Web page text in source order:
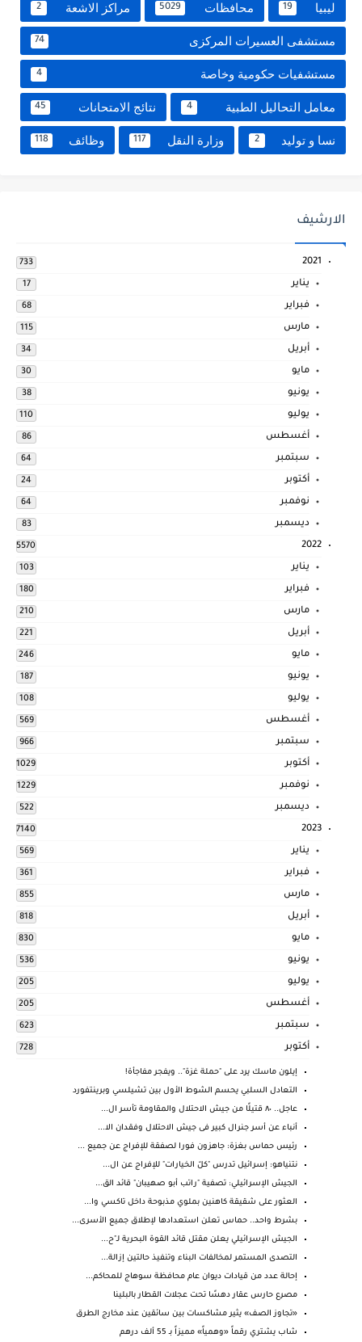
ليبيا 19 محافظات 5029 مراكز الاشعة 2
مستشفى العسيرات المركزى 74
مستشفيات حكومية وخاصة 4
معامل التحاليل الطبية 4 نتائج الامتحانات 45
نسا و توليد 2 وزارة النقل 117 وظائف 118
الارشيف
2021
733
يناير 17
فبراير 68
مارس 115
أبريل 34
مايو 30
يونيو 38
يوليو 110
أغسطس 86
سبتمبر 64
أكتوبر 24
نوفمبر 64
ديسمبر 83
2022
5570
يناير 103
فبراير 180
مارس 210
أبريل 221
مايو 246
يونيو 187
يوليو 108
أغسطس 569
سبتمبر 966
أكتوبر 1029
نوفمبر 1229
ديسمبر 522
2023
7140
يناير 569
فبراير 361
مارس 855
أبريل 818
مايو 830
يونيو 536
يوليو 205
أغسطس 205
سبتمبر 623
أكتوبر 728
إيلون ماسك يرد على "حملة غزة".. ويفجر مفاجأة!
التعادل السلبي يحسم الشوط الأول بين تشيلسي وبرينتفورد
عاجل.. ٨٠ قتيلًا من جيش الاحتلال والمقاومة تأسر ال...
أنباء عن أسر جنرال كبير فى جيش الاحتلال وفقدان الا...
رئيس حماس بغزة: جاهزون فورا لصفقة للإفراج عن جميع ...
نتنياهو: إسرائيل تدرس "كلّ الخيارات" للإفراج عن ال...
الجيش الإسرائيلي: تصفية "راتب أبو صهيبان" قائد الق...
العثور على شقيقة كاهنين بملوي مذبوحة داخل تاكسي وا...
بشرط واحد.. حماس تعلن استعدادها لإطلاق جميع الأسرى...
الجيش الإسرائيلي يعلن مقتل قائد القوة البحرية لـ"ح...
التصدى المستمر لمخالفات البناء وتنفيذ حالتين إزالة...
إحالة عدد من قيادات ديوان عام محافظة سوهاج للمحاكم...
مصرع حارس عقار دهسًا تحت عجلات القطار بالبلينا
«تجاوز الصف» يثير مشاكسات بين سائقين عند مخارج الطرق
شاب يشتري رقماً «وهمياً» مميزاً بـ 55 ألف درهم